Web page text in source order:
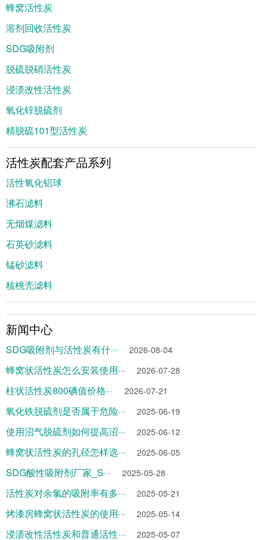
蜂窝活性炭
溶剂回收活性炭
SDG吸附剂
脱硫脱硝活性炭
浸渍改性活性炭
氧化锌脱硫剂
精脱硫101型活性炭
活性炭配套产品系列
活性氧化铝球
沸石滤料
无烟煤滤料
石英砂滤料
锰砂滤料
核桃壳滤料
新闻中心
SDG吸附剂与活性炭有什··· 2026-08-04
蜂窝状活性炭怎么安装使用··· 2026-07-28
柱状活性炭800碘值价格··· 2026-07-21
氧化铁脱硫剂是否属于危险··· 2025-06-19
使用沼气脱硫剂如何提高沼··· 2025-06-12
蜂窝状活性炭的孔径怎样选··· 2025-06-05
SDG酸性吸附剂厂家_S··· 2025-05-28
活性炭对余氯的吸附率有多··· 2025-05-21
烤漆房蜂窝状活性炭的使用··· 2025-05-14
浸渍改性活性炭和普通活性··· 2025-05-07